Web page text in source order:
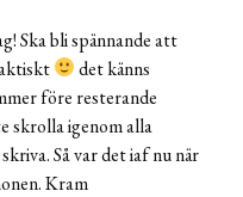
Ska bli spännande att
det känns
före resterande
skrolla igenom alla
Så var det iaf nu när
Kram